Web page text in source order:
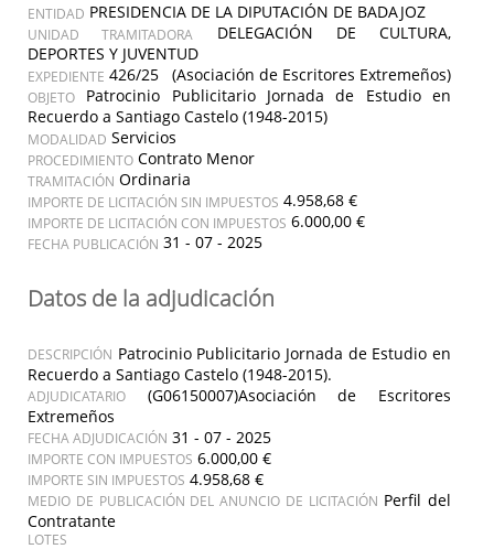
ENTIDAD PRESIDENCIA DE LA DIPUTACIÓN DE BADAJOZ
UNIDAD TRAMITADORA
DELEGACIÓN DE CULTURA,
DEPORTES Y JUVENTUD
EXPEDIENTE 426/25 (Asociación de Escritores Extremeños)
OBJETO
Patrocinio Publicitario Jornada de Estudio en
Recuerdo a Santiago Castelo (1948-2015)
MODALIDAD Servicios
PROCEDIMIENTO Contrato Menor
TRAMITACIÓN Ordinaria
IMPORTE DE LICITACIÓN SIN IMPUESTOS 4.958,68 €
IMPORTE DE LICITACIÓN CON IMPUESTOS 6.000,00 €
FECHA PUBLICACIÓN 31 - 07 - 2025
Datos de la adjudicación
DESCRIPCIÓN Patrocinio Publicitario Jornada de Estudio en
Recuerdo a Santiago Castelo (1948-2015).
ADJUDICATARIO
(G06150007)Asociación de Escritores
Extremeños
FECHA ADJUDICACIÓN 31 - 07 - 2025
IMPORTE CON IMPUESTOS 6.000,00 €
IMPORTE SIN IMPUESTOS 4.958,68 €
MEDIO DE PUBLICACIÓN DEL ANUNCIO DE LICITACIÓN Perfil del
Contratante
LOTES